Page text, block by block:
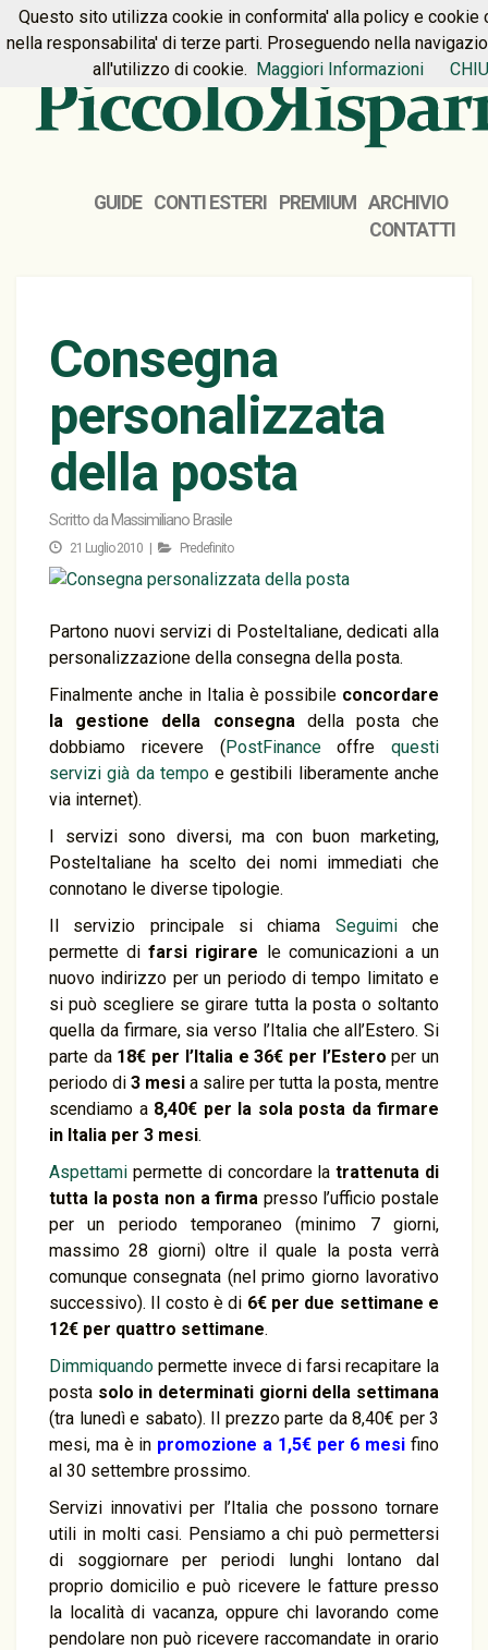
HOME PREMIUM CONTATTI
GUIDE CONTI ESTERI PREMIUM
ARCHIVIO
CONTATTI
Consegna
personalizzata
della posta
Scritto da Massimiliano Brasile
21 Luglio 2010 | Predefinito
Partono nuovi servizi di PosteItaliane, dedicati alla
personalizzazione della consegna della posta.
Finalmente anche in Italia è possibile concordare
la gestione della consegnadella posta che
dobbiamo ricevere (PostFinanceoffre questi
servizi già da tempoe gestibili liberamente anche
via internet).
I servizi sono diversi, ma con buon marketing,
PosteItaliane ha scelto dei nomi immediati che
connotano le diverse tipologie.
Il servizio principale si chiama Seguimiche
permette difarsi rigirare le comunicazioni a un
nuovo indirizzo per un periodo di tempo limitato e
si può scegliere se girare tutta la posta o soltanto
quella da firmare, sia verso l’Italia che all’Estero. Si
parte da 18€ per l’Italia e 36€ per l’Estero per un
periodo di 3 mesi a salire per tutta la posta, mentre
scendiamo a 8,40€ per la sola posta da firmare
in Italia per 3 mesi.
Aspettami permette di concordare latrattenuta di
tutta la posta non a firma presso l’ufficio postale
per un periodo temporaneo (minimo 7 giorni,
massimo 28 giorni) oltre il quale la posta verrà
comunque consegnata (nel primo giorno lavorativo
successivo). Il costo è di 6€ per due settimane e
12€ per quattro settimane.
Dimmiquando permette invece di farsi recapitare la
posta solo in determinati giorni della settimana
(tra lunedì e sabato). Il prezzo parte da 8,40€ per 3
mesi, ma è in promozione a 1,5€ per 6 mesi fino
al 30 settembre prossimo.
Servizi innovativi per l’Italia che possono tornare
utili in molti casi. Pensiamo a chi può permettersi
di soggiornare per periodi lunghi lontano dal
proprio domicilio e può ricevere le fatture presso
la località di vacanza, oppure chi lavorando come
pendolare non può ricevere raccomandate in orario
Questo sito utilizza cookie in conformita' alla policy e cookie
nella responsabilita' di terze parti. Proseguendo nella
all'utilizzo di cookie. Maggiori Informazioni